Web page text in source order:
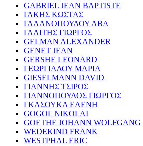
GABRIEL JEAN BAPTISTE
ΓΑΚΗΣ ΚΩΣΤΑΣ
ΓΑΛΑΝΟΠΟΥΛΟΥ ΑΒΑ
ΓΑΛΙΤΗΣ ΓΙΩΡΓΟΣ
GELMAN ALEXANDER
GENET JEAN
GERSHE LEONARD
ΓΕΩΡΓΙΑΔΟΥ ΜΑΡΙΑ
GIESELMANN DAVID
ΓΙΑΝΝΗΣ ΤΣΙΡΟΣ
ΓΙΑΝΝΟΠΟΥΛΟΣ ΓΙΩΡΓΟΣ
ΓΚΑΣΟΥΚΑ ΕΛΕΝΗ
GOGOL NIKOLAI
GOETHE JOHANN WOLFGANG
WEDEKIND FRANK
WESTPHAL ERIC